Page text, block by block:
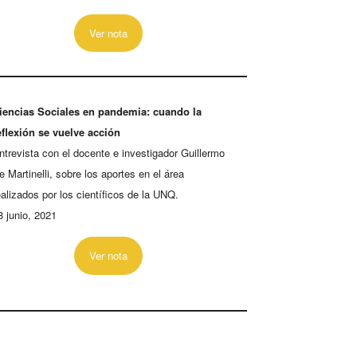
Ver nota
Sociales en pandemia: cuando la
se vuelve acción
con el docente e investigador Guillermo
Martinelli, sobre los aportes en el área
por los científicos de la UNQ.
junio, 2021
Ver nota